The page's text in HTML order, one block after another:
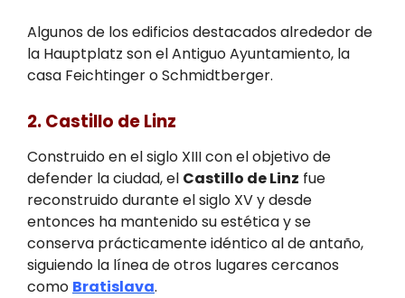
Algunos de los edificios destacados alrededor de
la Hauptplatz son el Antiguo Ayuntamiento, la
casa Feichtinger o Schmidtberger.
2. Castillo de Linz
Construido en el siglo XIII con el objetivo de
defender la ciudad, el Castillo de Linz fue
reconstruido durante el siglo XV y desde
entonces ha mantenido su estética y se
conserva prácticamente idéntico al de antaño,
siguiendo la línea de otros lugares cercanos
como Bratislava.